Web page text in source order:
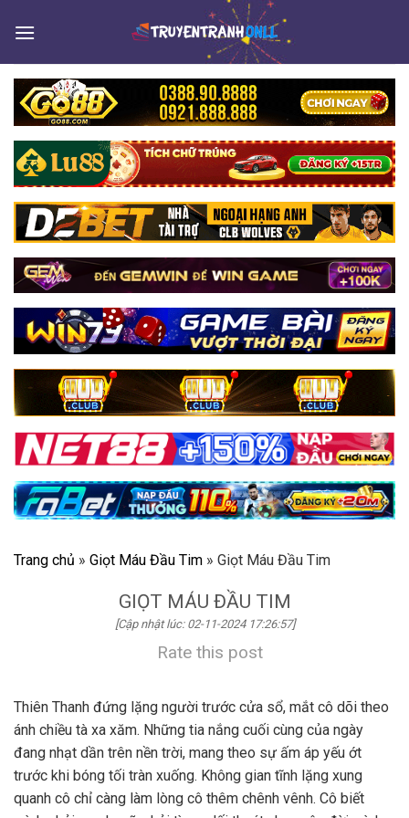
Trang chủ » Giọt Máu Đầu Tim » Giọt Máu Đầu Tim
GIỌT MÁU ĐẦU TIM
[Cập nhật lúc: 02-11-2024 17:26:57]
Rate this post
Thiên Thanh đứng lặng người trước cửa sổ, mắt cô dõi theo
ánh chiều tà xa xăm. Những tia nắng cuối cùng của ngày
đang nhạt dần trên nền trời, mang theo sự ấm áp yếu ớt
trước khi bóng tối tràn xuống. Không gian tĩnh lặng xung
quanh cô chỉ càng làm lòng cô thêm chênh vênh. Cô biết